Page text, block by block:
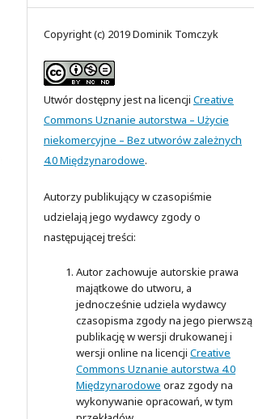
Copyright (c) 2019 Dominik Tomczyk
Utwór dostępny jest na licencji Creative
Commons Uznanie autorstwa – Użycie
niekomercyjne – Bez utworów zależnych
4.0 Międzynarodowe.
Autorzy publikujący w czasopiśmie
udzielają jego wydawcy zgody o
następującej treści:
Autor zachowuje autorskie prawa
majątkowe do utworu, a
jednocześnie udziela wydawcy
czasopisma zgody na jego pierwszą
publikację w wersji drukowanej i
wersji online na licencji Creative
Commons Uznanie autorstwa 4.0
Międzynarodowe oraz zgody na
wykonywanie opracowań, w tym